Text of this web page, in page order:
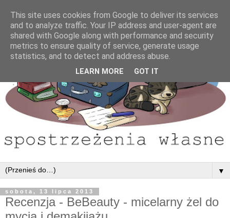
▼
sobota, 13 lipca 2013
Recenzja - BeBeauty - micelarny żel do
This site uses cookies from Google to deliver its services
and to analyze traffic. Your IP address and user-agent are
shared with Google along with performance and security
metrics to ensure quality of service, generate usage
statistics, and to detect and address abuse.
LEARN MORE GOT IT